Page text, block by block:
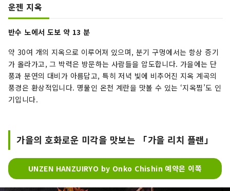
운젠 지옥
반수 노에서 도보 약 13 분
약 30여 개의 지옥으로 이루어져 있으며, 분기 구멍에서는 항상 증기
가 올라가고, 그 박력은 방문하는 사람들을 압도합니다. 가을에는 단
풍과 분연의 대비가 아름답고, 특히 저녁 빛에 비추어진 지옥 계곡의
풍경은 환상적입니다. 명물인 온천 계란을 맛볼 수 있는 ‘지옥찜’도 인
기입니다.
가을의 호화로운 미각을 맛보는 「가을 리치 플랜」
UNZEN HANZUIRYO by Onko Chishin 예약은 이쪽